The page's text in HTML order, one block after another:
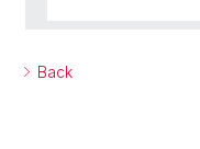
Back